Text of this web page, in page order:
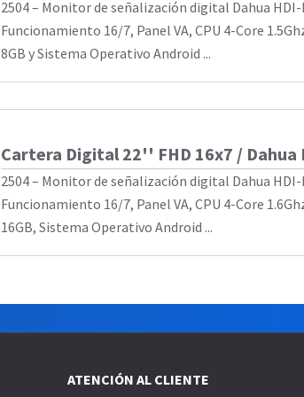
2504 – Monitor de señalización digital Dahua HDI-
Funcionamiento 16/7, Panel VA, CPU 4-Core
8GB y Sistema Operativo Android ...
Cartera Digital 22'' FHD 16x7 / Dahua
2504 – Monitor de señalización digital Dahua HDI-
Funcionamiento 16/7, Panel VA, CPU 4-Core
16GB, Sistema Operativo Android ...
ATENCIÓN AL CLIENTE